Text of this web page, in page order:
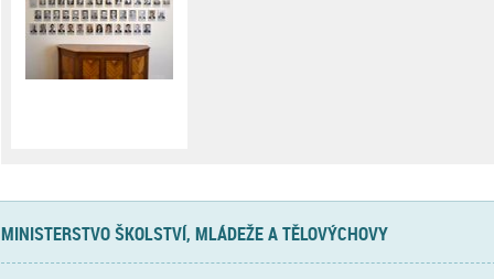
MINISTERSTVO ŠKOLSTVÍ, MLÁDEŽE A TĚLOVÝCHOVY